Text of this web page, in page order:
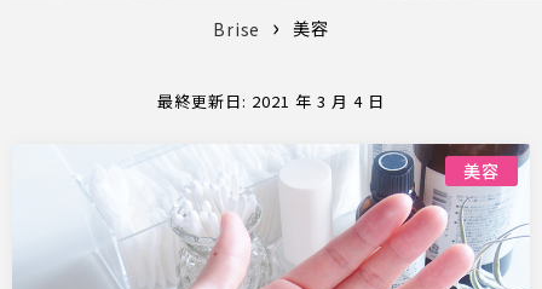
Brise 美容
最終更新日: 2021 年 3 月 4 日
美容